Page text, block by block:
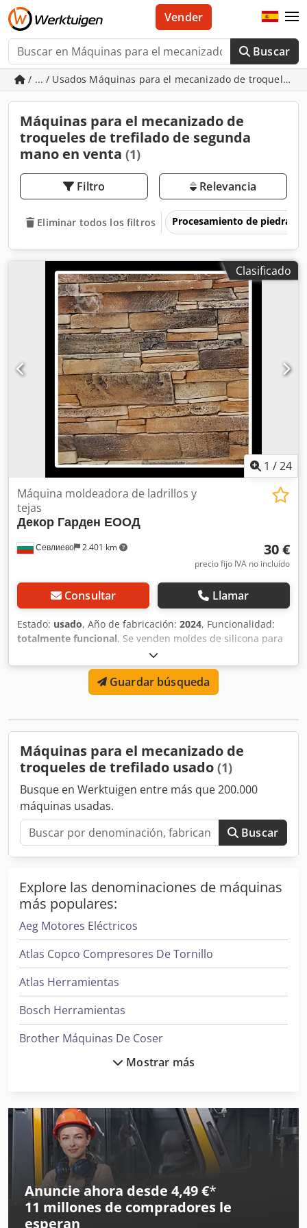
Buscar
Vender
/ ... / Usados Máquinas para el mecanizado de troqueles
Máquinas para el mecanizado de
troqueles de trefilado de segunda
mano en venta (1)
Filtro Relevancia
Eliminar todos los filtros Procesamiento de piedra
Clasificado
1 /24
Севлиево 2.401 km
Máquina moldeadora de ladrillos y
tejas
Декор Гарден ЕООД
30 €
precio fijo IVA no incluído
Consultar Llamar
Estado: usado, Año de fabricación: 2024, Funcionalidad:
totalmente funcional, Se venden moldes de silicona para
revestimiento de fachadas de cemento o yeso. Hay
disponibles aproximadamente 2,6 toneladas de moldes
para 15 tipos de piedra de revestimiento. El precio es de
30 € por kilogramo de molde de silicona, con un peso por
entre 2020 y 2024 y están en perfecto estado para su uso.
Guardar búsqueda
Máquinas para el mecanizado de
troqueles de trefilado usado (1)
Busque en Werktuigen entre más que 200.000
máquinas usadas.
Buscar
Explore las denominaciones de máquinas
más populares:
Aeg Motores Eléctricos
Atlas Copco Compresores De Tornillo
Atlas Herramientas
Bosch Herramientas
Brother Máquinas De Coser
Bucher Barredoras
Clark Tractor
Ge Ultrasonido
Ingersoll Rand Compresores
Ingersoll Rand Herramientas
Mostrar más
Anuncie ahora desde 4,49 €*
11 millones de compradores le
esperan